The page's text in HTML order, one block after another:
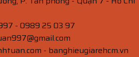
- 0989 25 03 97
- banghieugiarehcm.vn